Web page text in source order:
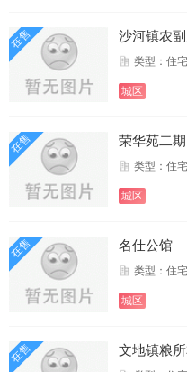
在售 沙河镇农
类型：住宅
城区
在售 荣华苑二期
类型：住宅
城区
在售 名仕公馆
类型：住宅
城区
在售 文地镇粮